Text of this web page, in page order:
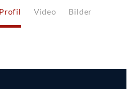
Profil Video Bilder